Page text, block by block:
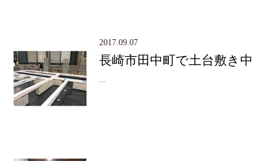
2017.09.07
長崎市田中町で土台敷き中